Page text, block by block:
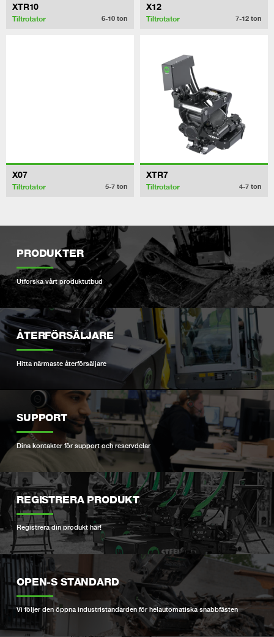
XTR10
Tiltrotator 6-10 ton
X12
Tiltrotator 7-12 ton
X07
Tiltrotator 5-7 ton
XTR7
Tiltrotator 4-7 ton
PRODUKTER
Utforska vårt produktutbud
ÅTERFÖRSÄLJARE
Hitta närmaste återförsäljare
SUPPORT
Dina kontakter för support och reservdelar
REGISTRERA PRODUKT
Registrera din produkt här!
OPEN-S STANDARD
Vi följer den öppna industristandarden för helautomatiska snabbfästen